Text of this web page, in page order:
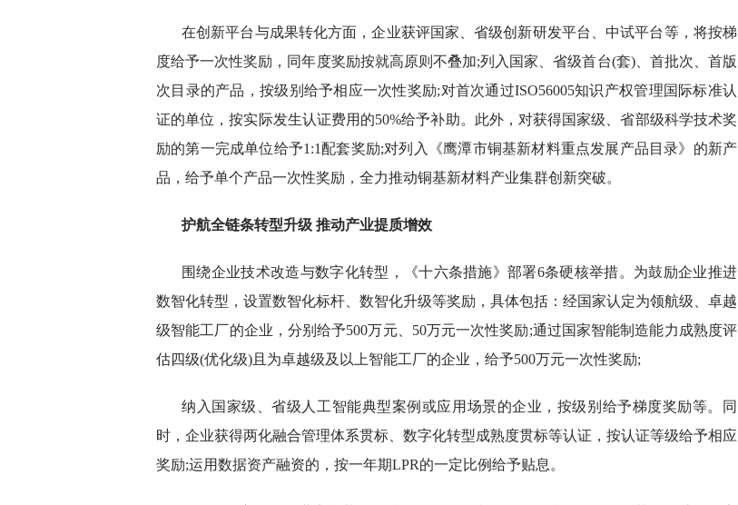
在创新平台与成果转化方面，企业获评国家、省级创新研发平台、中试平台等，将按梯
度给予一次性奖励，同年度奖励按就高原则不叠加;列入国家、省级首台(套)、首批次、首版
次目录的产品，按级别给予相应一次性奖励;对首次通过ISO56005知识产权管理国际标准认
证的单位，按实际发生认证费用的50%给予补助。此外，对获得国家级、省部级科学技术奖
励的第一完成单位给予1:1配套奖励;对列入《鹰潭市铜基新材料重点发展产品目录》的新产
品，给予单个产品一次性奖励，全力推动铜基新材料产业集群创新突破。
护航全链条转型升级 推动产业提质增效
围绕企业技术改造与数字化转型，《十六条措施》部署6条硬核举措。为鼓励企业推进
数智化转型，设置数智化标杆、数智化升级等奖励，具体包括：经国家认定为领航级、卓越
级智能工厂的企业，分别给予500万元、50万元一次性奖励;通过国家智能制造能力成熟度评
估四级(优化级)且为卓越级及以上智能工厂的企业，给予500万元一次性奖励;
纳入国家级、省级人工智能典型案例或应用场景的企业，按级别给予梯度奖励等。同
时，企业获得两化融合管理体系贯标、数字化转型成熟度贯标等认证，按认证等级给予相应
奖励;运用数据资产融资的，按一年期LPR的一定比例给予贴息。